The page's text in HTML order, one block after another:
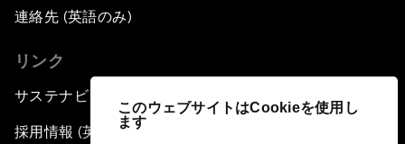
このウェブサイトはCookieを使用し
ます
連絡先 (英語のみ)
リンク
サステナビリティへの取り組み
採用情報 (英語のみ)